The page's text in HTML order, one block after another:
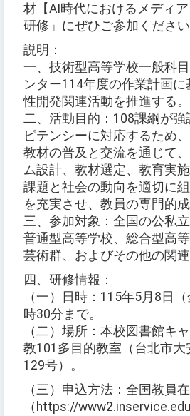
材【AI時代におけるメディ
研修」にぜひご参加ください
説明：
一、技術型高等学校一般科
ンター114年度の作業計画に
性開発関連活動を推進する。
二、活動目的：108課綱が強
ピテンシーに対応するため
教材の普及と交流を通じて
ム設計、教材選定、教育実
課題と社会の動向を適切に
を充実させ、教員の専門的
三、参加対象：全国の公私
普通型高等学校、総合型高
芸術群、およびその他の関
四、研修情報：
（一）日時：115年5月8日
時30分まで。
（二）場所：本校図書館キ
教101多目的教室（台北市
129号）。
（三）申込方法：全国教員
（https://